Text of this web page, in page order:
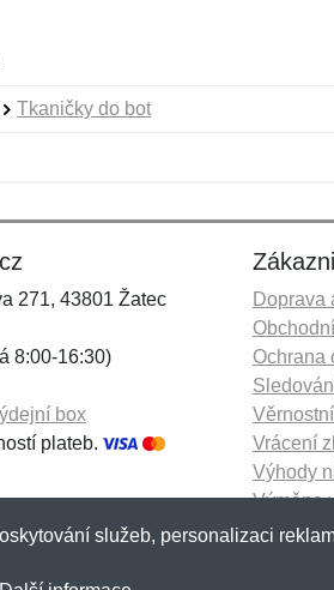
Tkaničky do bot
271, 43801 Žatec
8:00-16:30)
box
plateb.
Doprava
Ochrana
Vrácení
Výhody
Výměna
Více
služeb, personalizaci